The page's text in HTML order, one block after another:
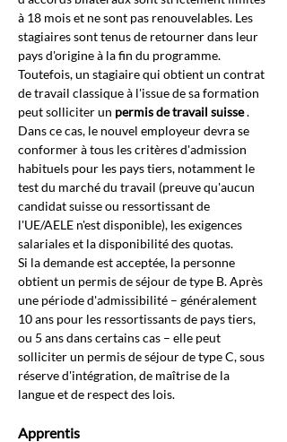
à 18 mois et ne sont pas renouvelables. Les
stagiaires sont tenus de retourner dans leur
pays d'origine à la fin du programme.
Toutefois, un stagiaire qui obtient un contrat
de travail classique à l'issue de sa formation
peut solliciter un permis de travail suisse.
Dans ce cas, le nouvel employeur devra se
conformer à tous les critères d'admission
habituels pour les pays tiers, notamment le
test du marché du travail (preuve qu'aucun
candidat suisse ou ressortissant de
l'UE/AELE n'est disponible), les exigences
salariales et la disponibilité des quotas.
Si la demande est acceptée, la personne
obtient un permis de séjour de type B. Après
une période d'admissibilité – généralement
10 ans pour les ressortissants de pays tiers,
ou 5 ans dans certains cas – elle peut
solliciter un permis de séjour de type C, sous
réserve d'intégration, de maîtrise de la
langue et de respect des lois.
Apprentis